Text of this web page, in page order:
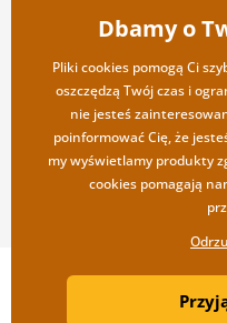
Warunki handlowe i
reklamacyjne
Prywatność
Opcje wysyłki i płatności
Zwrot towarów
Copyright
|
Dbamy o
Pliki cookies pomogą Ci
oszczędzą Twój czas i
nie jesteś
poinformować Cię, że
my wyświetlamy produkty
cookies pomagają